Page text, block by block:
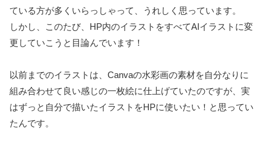
ている方が多くいらっしゃって、うれしく思っています。
しかし、このたび、HP内のイラストをすべてAIイラストに変
更していこうと目論んでいます！
以前までのイラストは、Canvaの水彩画の素材を自分なりに
組み合わせて良い感じの一枚絵に仕上げていたのですが、実
はずっと自分で描いたイラストをHPに使いたい！と思ってい
たんです。